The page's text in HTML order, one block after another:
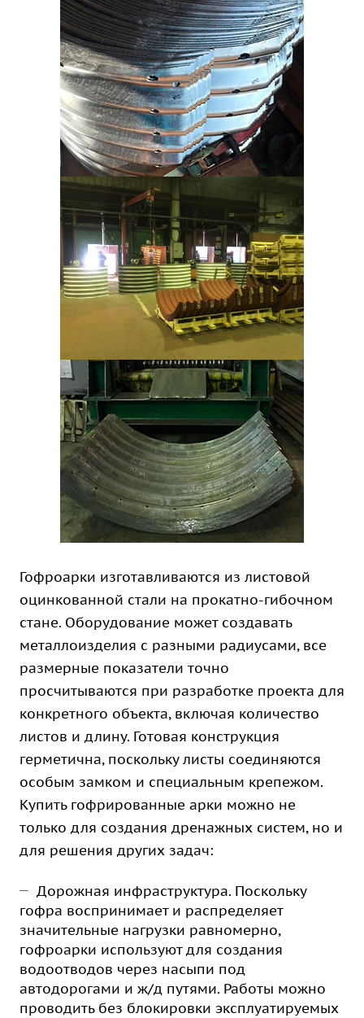
Гофроарки изготавливаются из листовой
оцинкованной стали на прокатно-гибочном
стане. Оборудование может создавать
металлоизделия с разными радиусами, все
размерные показатели точно
просчитываются при разработке проекта для
конкретного объекта, включая количество
листов и длину. Готовая конструкция
герметична, поскольку листы соединяются
особым замком и специальным крепежом.
Купить гофрированные арки можно не
только для создания дренажных систем, но и
для решения других задач:
Дорожная инфраструктура. Поскольку
гофра воспринимает и распределяет
значительные нагрузки равномерно,
гофроарки используют для создания
водоотводов через насыпи под
автодорогами и ж/д путями. Работы можно
проводить без блокировки эксплуатируемых